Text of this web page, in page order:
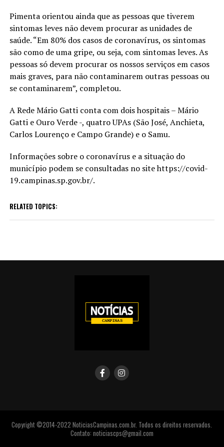
Pimenta orientou ainda que as pessoas que tiverem
sintomas leves não devem procurar as unidades de
saúde. “Em 80% dos casos de coronavírus, os sintomas
são como de uma gripe, ou seja, com sintomas leves. As
pessoas só devem procurar os nossos serviços em casos
mais graves, para não contaminarem outras pessoas ou
se contaminarem”, completou.
A Rede Mário Gatti conta com dois hospitais – Mário
Gatti e Ouro Verde -, quatro UPAs (São José, Anchieta,
Carlos Lourenço e Campo Grande) e o Samu.
Informações sobre o coronavírus e a situação do
município podem se consultadas no site https://covid-
19.campinas.sp.gov.br/.
RELATED TOPICS:
Copyright ©2014-2022 NoticiasCampinas.com.br. Todos os direitos reservados.
Contato: noticiascps@gmail.com